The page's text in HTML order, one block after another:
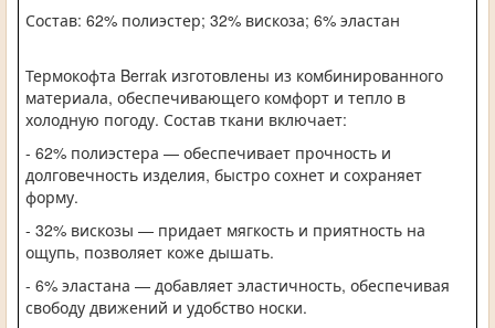
Состав: 62% полиэстер; 32% вискоза; 6% эластан
Термокофта Berrak изготовлены из комбинированного
материала, обеспечивающего комфорт и тепло в
холодную погоду. Состав ткани включает:
- 62% полиэстера — обеспечивает прочность и
долговечность изделия, быстро сохнет и сохраняет
форму.
- 32% вискозы — придает мягкость и приятность на
ощупь, позволяет коже дышать.
- 6% эластана — добавляет эластичность, обеспечивая
свободу движений и удобство носки.